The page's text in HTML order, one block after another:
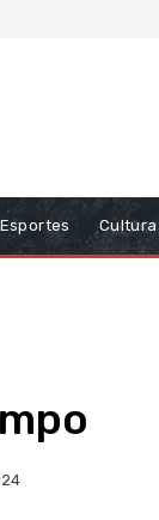
Esportes Cultura